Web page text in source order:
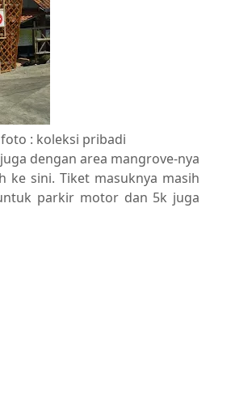
: koleksi pribadi
dengan area mangrove-nya
ke sini. Tiket masuknya masih
parkir motor dan 5k juga